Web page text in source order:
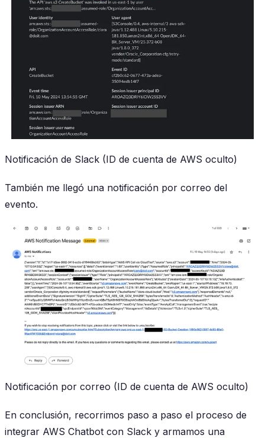
Notificación de Slack (ID de cuenta de AWS oculto)
También me llegó una notificación por correo del
evento.
Notificación por correo (ID de cuenta de AWS oculto)
En conclusión, recorrimos paso a paso el proceso de
integrar AWS Chatbot con Slack y armamos una